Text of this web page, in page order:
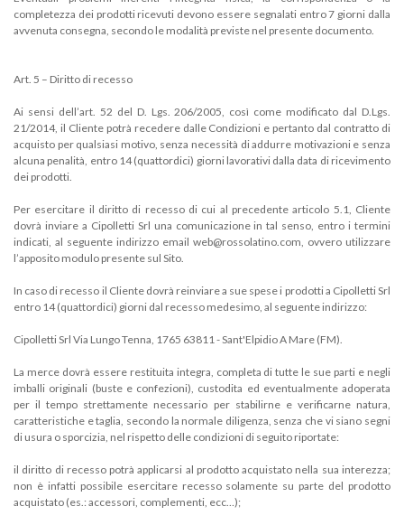
completezza dei prodotti ricevuti devono essere segnalati entro 7 giorni dalla
avvenuta consegna, secondo le modalità previste nel presente documento.
Art. 5 – Diritto di recesso
Ai sensi dell’art. 52 del D. Lgs. 206/2005, così come modificato dal D.Lgs.
21/2014, il Cliente potrà recedere dalle Condizioni e pertanto dal contratto di
acquisto per qualsiasi motivo, senza necessità di addurre motivazioni e senza
alcuna penalità, entro 14 (quattordici) giorni lavorativi dalla data di ricevimento
dei prodotti.
Per esercitare il diritto di recesso di cui al precedente articolo 5.1, Cliente
dovrà inviare a Cipolletti Srl una comunicazione in tal senso, entro i termini
indicati, al seguente indirizzo email web@rossolatino.com, ovvero utilizzare
l’apposito modulo presente sul Sito.
In caso di recesso il Cliente dovrà reinviare a sue spese i prodotti a Cipolletti Srl
entro 14 (quattordici) giorni dal recesso medesimo, al seguente indirizzo:
Cipolletti Srl Via Lungo Tenna, 1765 63811 - Sant'Elpidio A Mare (FM).
La merce dovrà essere restituita integra, completa di tutte le sue parti e negli
imballi originali (buste e confezioni), custodita ed eventualmente adoperata
per il tempo strettamente necessario per stabilirne e verificarne natura,
caratteristiche e taglia, secondo la normale diligenza, senza che vi siano segni
di usura o sporcizia, nel rispetto delle condizioni di seguito riportate:
il diritto di recesso potrà applicarsi al prodotto acquistato nella sua interezza;
non è infatti possibile esercitare recesso solamente su parte del prodotto
acquistato (es.: accessori, complementi, ecc…);